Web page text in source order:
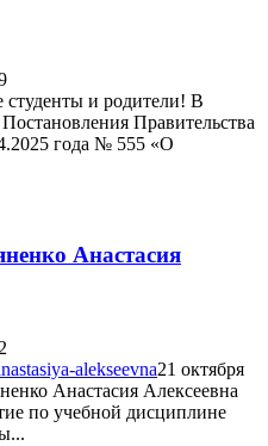
студенты и родители! В
Правительства
года № 555 «О
Анастасия
21 октября
Анастасия Алексеевна
по учебной дисциплине